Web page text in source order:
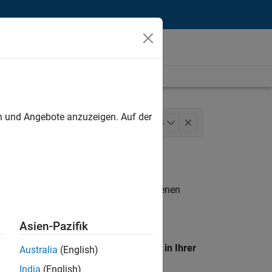
Services 4
. Wenn Sie noch immer keine offenen
unseres
Standort, um alle Stellenangebote in Ihrer
Angebote anzuzeigen. Auf der
Asien-Pazifik
Australia (English)
India (English)